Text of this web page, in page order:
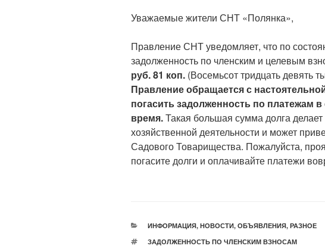
Уважаемые жители СНТ «Полянка»,
Правление СНТ уведомляет, что по
задолженность по членским и целевым
руб. 81 коп. (Восемьсот тридцать девять
Правление обращается с
погасить задолженность по платежам
время.Такая большая сумма долга
хозяйственной деятельности и может
Садового Товарищества. Пожалуйста,
погасите долги и оплачивайте платежи
РУБРИКИ
ИНФОРМАЦИЯ, НОВОСТИ, ОБЪЯВЛЕНИЯ, РАЗНОЕ
МЕТКИ
ЗАДОЛЖЕННОСТЬ ПО ЧЛЕНСКИМ ВЗНОСАМ